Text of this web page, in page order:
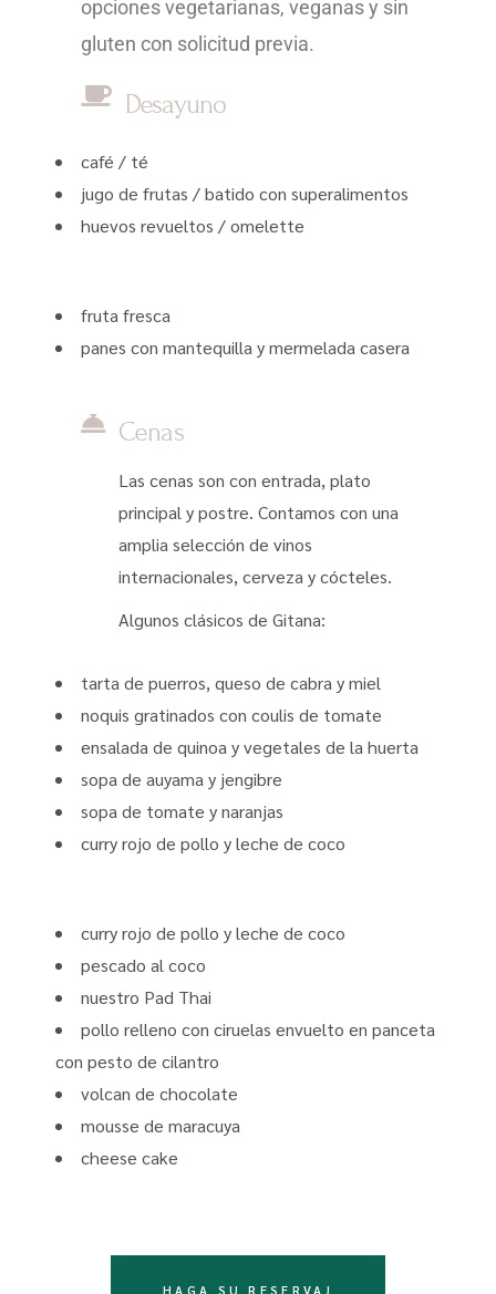
opciones vegetarianas, veganas y sin
gluten con solicitud previa.
Desayuno
café / té
jugo de frutas / batido con superalimentos
huevos revueltos / omelette
fruta fresca
panes con mantequilla y mermelada casera
Cenas
Las cenas son con entrada, plato
principal y postre. Contamos con una
amplia selección de vinos
internacionales, cerveza y cócteles.
Algunos clásicos de Gitana:
tarta de puerros, queso de cabra y miel
noquis gratinados con coulis de tomate
ensalada de quinoa y vegetales de la huerta
sopa de auyama y jengibre
sopa de tomate y naranjas
curry rojo de pollo y leche de coco
curry rojo de pollo y leche de coco
pescado al coco
nuestro Pad Thai
pollo relleno con ciruelas envuelto en panceta
con pesto de cilantro
volcan de chocolate
mousse de maracuya
cheese cake
HAGA SU RESERVA!